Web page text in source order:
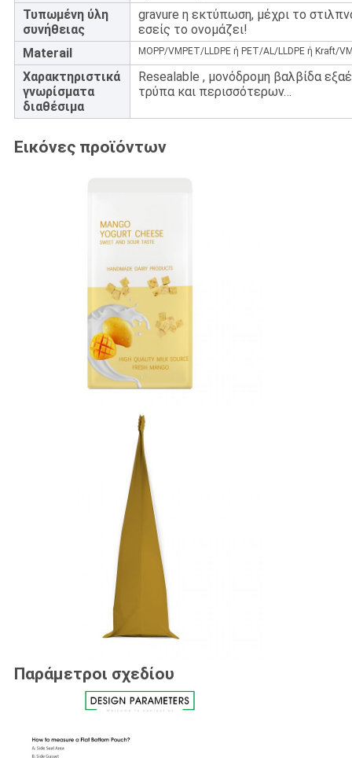
Τυπωμένη ύλη
συνήθειας
gravure η εκτύπωση, μέχρι το
εσείς το ονομάζει!
Materail
MOPP/VMPET/LLDPE ή PET/AL/LLDPE ή Kraft/
Χαρακτηριστικά
γνωρίσματα
διαθέσιμα
Resealable , μονόδρομη βαλβίδα
τρύπα και περισσότερων…
Εικόνες προϊόντων
Παράμετροι σχεδίου